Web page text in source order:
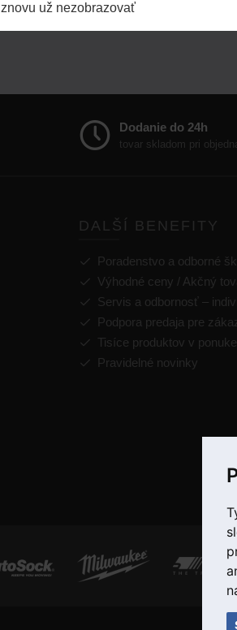
znovu už nezobrazovať
Viac tu
Dodanie do 24h
tovar skladom pri
DALŠÍ BENEFITY
Poradenstvo a odborné
Výhodné ceny / Akčný
Servis a odbornosť –
Podpora predaja pre
Tisíce produktov v ponuke
Pravidelné novinky